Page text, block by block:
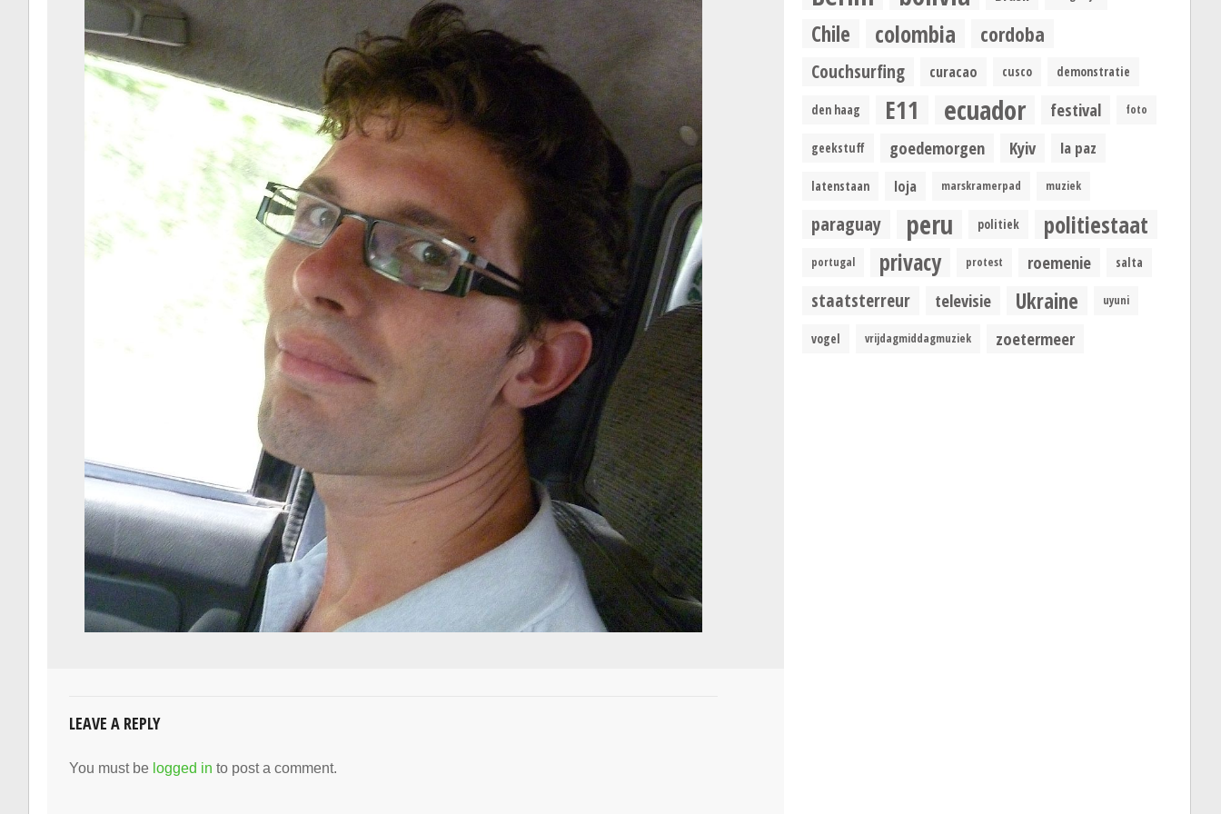
LEAVE A REPLY
You must be logged in to post a comment.
Chile colombia cordoba
Couchsurfing curacao cusco demonstratie
den haag E11 ecuador festival foto
geekstuff goedemorgen Kyiv la paz
latenstaan loja marskramerpad muziek
paraguay peru politiek politiestaat
portugal privacy protest roemenie salta
staatsterreur televisie Ukraine uyuni
vogel vrijdagmiddagmuziek zoetermeer